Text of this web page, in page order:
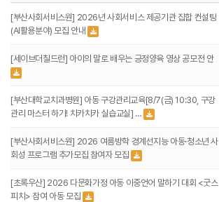
[부산사회서비스원] 2026년 사회서비스 제공기관 집합 컨설팅
(AI활용분야) 모집 안내
[세이브더칠드런] 아이의 말로 배우는 긍정양육 영상 공모전 안
[부산대학교치과병원] 아동 구강관리교육[8/7(금) 10:30, 구강
관리 마스터 하기! 치카치카 실습교실] …
[부산사회서비스원] 2026 여름방학 경계선지능 아동·청소년 사
회성 프로그램 추가모집 참여자 모집
[초록우산] 2026 다문화가정 아동 이중언어 말하기 대회 <굿스
피치> 참여 아동 모집